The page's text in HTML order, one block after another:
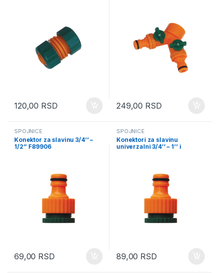
120,00 RSD 249,00 RSD
SPOJNICE
Konektor za slavinu 3/4’’ –
1/2’’ F89906
69,00 RSD
SPOJNICE
Konektori za slavinu
univerzalni 3/4’’ – 1’’ i
89,00 RSD